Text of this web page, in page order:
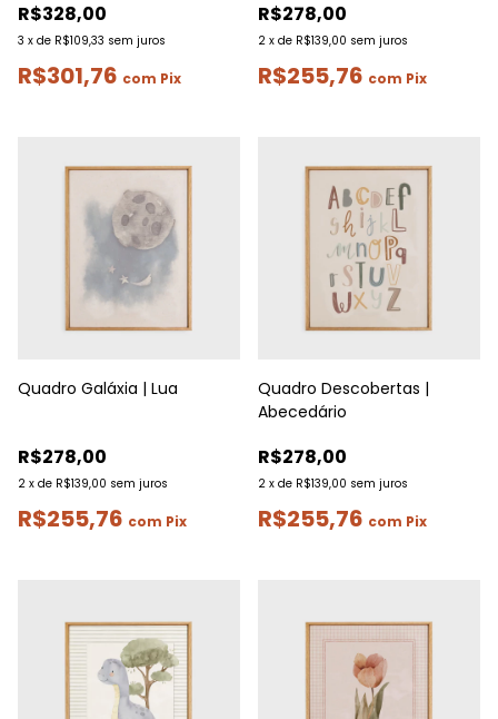
R$328,00
3 x de R$109,33 sem juros
R$301,76 com Pix
R$278,00
2 x de R$139,00 sem juros
R$255,76 com Pix
Quadro Galáxia | Lua
R$278,00
2 x de R$139,00 sem juros
R$255,76 com Pix
Quadro Descobertas |
Abecedário
R$278,00
2 x de R$139,00 sem juros
R$255,76 com Pix